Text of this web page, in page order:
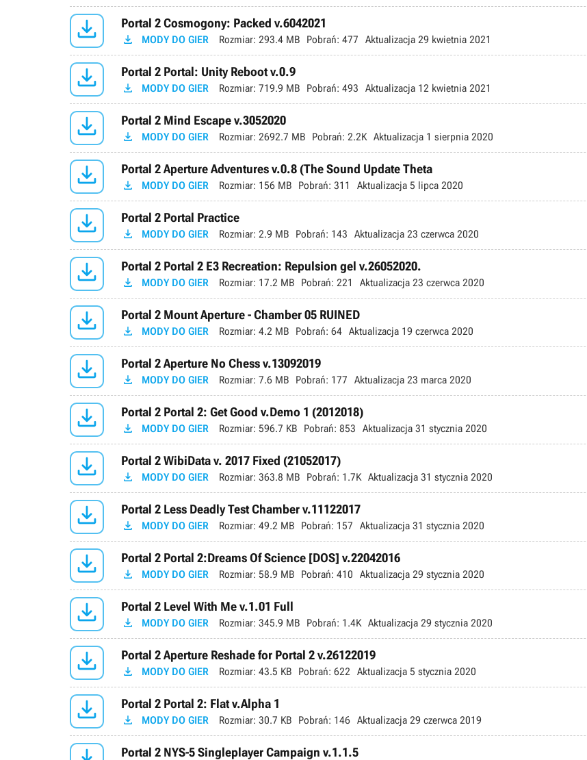
 Portal 2 Cosmogony: Packed v.6042021
 MODY DO GIER Rozmiar: 293.4 MB Pobrań: 477 Aktualizacja 29 kwietnia 2021
 Portal 2 Portal: Unity Reboot v.0.9
 MODY DO GIER Rozmiar: 719.9 MB Pobrań: 493 Aktualizacja 12 kwietnia 2021
 Portal 2 Mind Escape v.3052020
 MODY DO GIER Rozmiar: 2692.7 MB Pobrań: 2.2K Aktualizacja 1 sierpnia 2020
 Portal 2 Aperture Adventures v.0.8 (The Sound Update Theta
 MODY DO GIER Rozmiar: 156 MB Pobrań: 311 Aktualizacja 5 lipca 2020
 Portal 2 Portal Practice
 MODY DO GIER Rozmiar: 2.9 MB Pobrań: 143 Aktualizacja 23 czerwca 2020
 Portal 2 Portal 2 E3 Recreation: Repulsion gel v.26052020.
 MODY DO GIER Rozmiar: 17.2 MB Pobrań: 221 Aktualizacja 23 czerwca 2020
 Portal 2 Mount Aperture - Chamber 05 RUINED
 MODY DO GIER Rozmiar: 4.2 MB Pobrań: 64 Aktualizacja 19 czerwca 2020
 Portal 2 Aperture No Chess v.13092019
 MODY DO GIER Rozmiar: 7.6 MB Pobrań: 177 Aktualizacja 23 marca 2020
 Portal 2 Portal 2: Get Good v.Demo 1 (2012018)
 MODY DO GIER Rozmiar: 596.7 KB Pobrań: 853 Aktualizacja 31 stycznia 2020
 Portal 2 WibiData v. 2017 Fixed (21052017)
 MODY DO GIER Rozmiar: 363.8 MB Pobrań: 1.7K Aktualizacja 31 stycznia 2020
 Portal 2 Less Deadly Test Chamber v.11122017
 MODY DO GIER Rozmiar: 49.2 MB Pobrań: 157 Aktualizacja 31 stycznia 2020
 Portal 2 Portal 2:Dreams Of Science [DOS] v.22042016
 MODY DO GIER Rozmiar: 58.9 MB Pobrań: 410 Aktualizacja 29 stycznia 2020
 Portal 2 Level With Me v.1.01 Full
 MODY DO GIER Rozmiar: 345.9 MB Pobrań: 1.4K Aktualizacja 29 stycznia 2020
 Portal 2 Aperture Reshade for Portal 2 v.26122019
 MODY DO GIER Rozmiar: 43.5 KB Pobrań: 622 Aktualizacja 5 stycznia 2020
 Portal 2 Portal 2: Flat v.Alpha 1
 MODY DO GIER Rozmiar: 30.7 KB Pobrań: 146 Aktualizacja 29 czerwca 2019
Portal 2 NYS-5 Singleplayer Campaign v.1.1.5